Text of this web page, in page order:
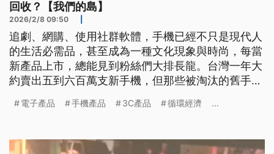
回收？【我們的島】
2026/2/8 09:50
追劇、網購、使用社群軟體，手機已經不只是現代人
的生活必需品，甚至成為一種文化現象與時尚，每當
新產品上市，總能見到粉絲們大排長龍。台灣一年大
約賣出五到六百萬支新手機，但那些被淘汰的舊手機
電子產品 手機產品 3C產品 循環經濟 ...